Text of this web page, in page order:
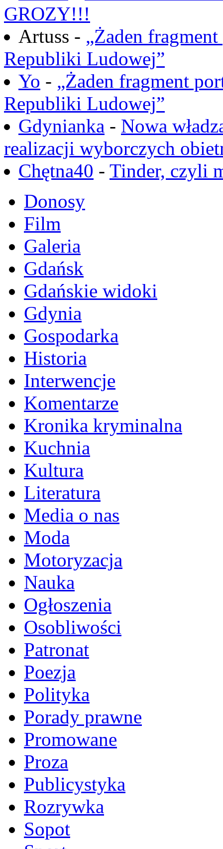
GROZY!!!
Artuss - „Żaden
Republiki Ludowej”
Yo - „Żaden fragment
Republiki Ludowej”
Gdynianka - Nowa
realizacji wyborczych
Chętna40 - Tinder, czyli
Donosy
Film
Galeria
Gdańsk
Gdańskie widoki
Gdynia
Gospodarka
Historia
Interwencje
Komentarze
Kronika kryminalna
Kuchnia
Kultura
Literatura
Media o nas
Moda
Motoryzacja
Nauka
Ogłoszenia
Osobliwości
Patronat
Poezja
Polityka
Porady prawne
Promowane
Proza
Publicystyka
Rozrywka
Sopot